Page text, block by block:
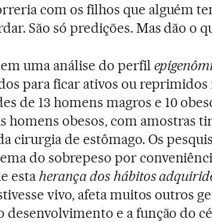
com os filhos que alguém
São só predições. Mas dão o
uma análise do perfil
para ficar ativos ou
de 13 homens magros e 10
homens obesos, com amostras
cirurgia de estômago. Os
do sobrepeso por
estaherança dos hábitos
vivo, afeta muitos outros
desenvolvimento e a função do